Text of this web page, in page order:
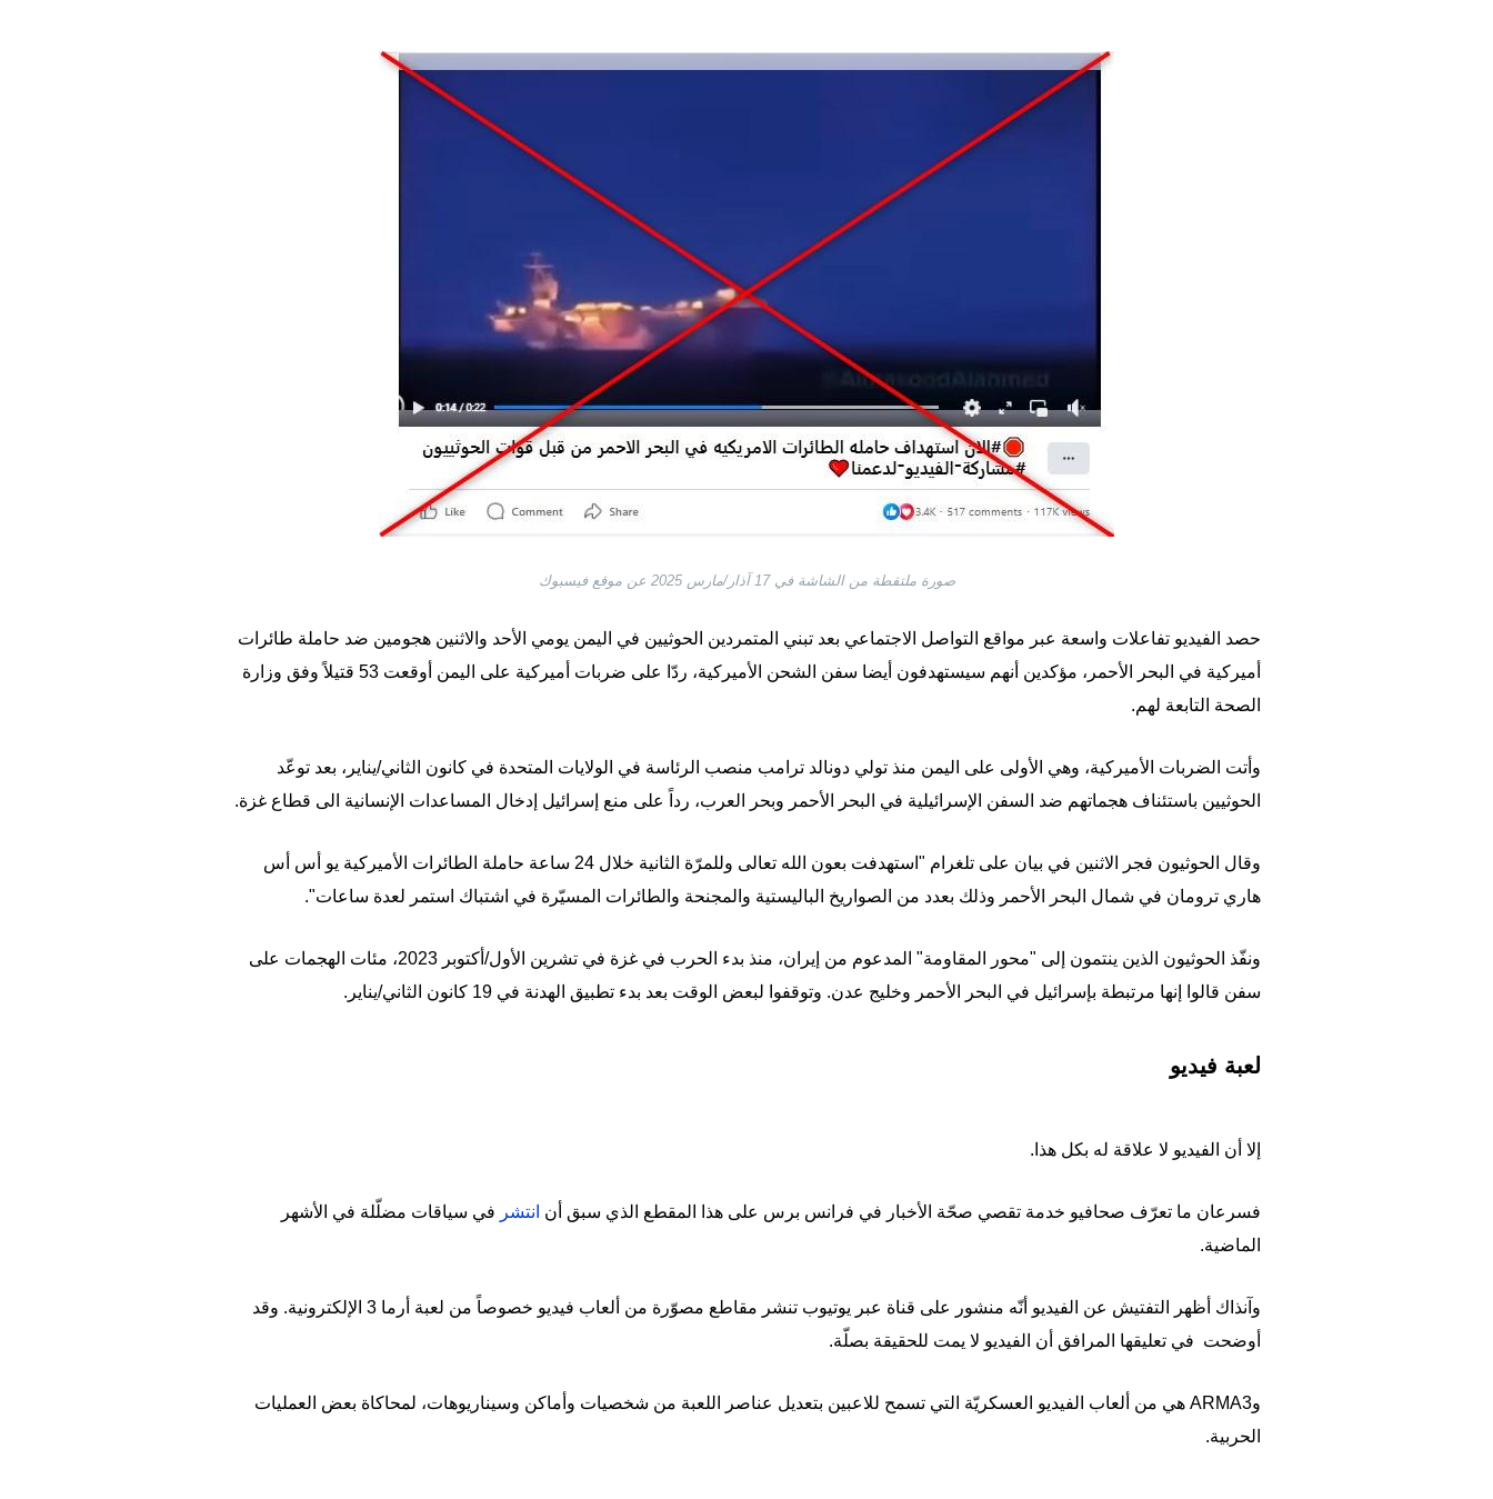
صورة ملتقطة من الشاشة في 17 آذار/مارس 2025 عن موقع فيسبوك
حصد الفيديو تفاعلات واسعة عبر مواقع التواصل الاجتماعي بعد تبني المتمردين الحوثيين في اليمن يومي الأحد والاثنين هجومين ضد حاملة طائرات
أميركية في البحر الأحمر، مؤكدين أنهم سيستهدفون أيضا سفن الشحن الأميركية، ردّا على ضربات أميركية على اليمن أوقعت 53 قتيلاً وفق وزارة
الصحة التابعة لهم.
وأتت الضربات الأميركية، وهي الأولى على اليمن منذ تولي دونالد ترامب منصب الرئاسة في الولايات المتحدة في كانون الثاني/يناير، بعد توعّد
الحوثيين باستئناف هجماتهم ضد السفن الإسرائيلية في البحر الأحمر وبحر العرب، رداً على منع إسرائيل إدخال المساعدات الإنسانية الى قطاع غزة.
وقال الحوثيون فجر الاثنين في بيان على تلغرام "استهدفت بعون الله تعالى وللمرّة الثانية خلال 24 ساعة حاملة الطائرات الأميركية يو أس أس
هاري ترومان في شمال البحر الأحمر وذلك بعدد من الصواريخ الباليستية والمجنحة والطائرات المسيّرة في اشتباك استمر لعدة ساعات".
ونفّذ الحوثيون الذين ينتمون إلى "محور المقاومة" المدعوم من إيران، منذ بدء الحرب في غزة في تشرين الأول/أكتوبر 2023، مئات الهجمات على
سفن قالوا إنها مرتبطة بإسرائيل في البحر الأحمر وخليج عدن. وتوقفوا لبعض الوقت بعد بدء تطبيق الهدنة في 19 كانون الثاني/يناير.
لعبة فيديو
إلا أن الفيديو لا علاقة له بكل هذا.
فسرعان ما تعرّف صحافيو خدمة تقصي صحّة الأخبار في فرانس برس على هذا المقطع الذي سبق أن انتشر في سياقات مضلّلة في الأشهر
الماضية.
وآنذاك أظهر التفتيش عن الفيديو أنّه منشور على قناة عبر يوتيوب تنشر مقاطع مصوّرة من ألعاب فيديو خصوصاً من لعبة أرما 3 الإلكترونية. وقد
أوضحت في تعليقها المرافق أن الفيديو لا يمت للحقيقة بصلّة.
وARMA3 هي من ألعاب الفيديو العسكريّة التي تسمح للاعبين بتعديل عناصر اللعبة من شخصيات وأماكن وسيناريوهات، لمحاكاة بعض العمليات
الحربية.